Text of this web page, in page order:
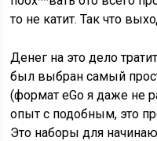
то не катит. Так что
Денег на это дело
был выбран самый
(формат eGo я даже не
опыт с подобным, это
Это наборы для